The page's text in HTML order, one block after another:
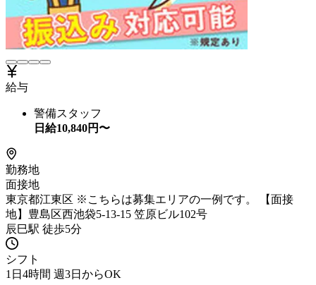
給与
警備スタッフ
日給10,840円〜
勤務地
面接地
東京都江東区 ※こちらは募集エリアの一例です。 【面接
地】豊島区西池袋5-13-15 笠原ビル102号
辰巳駅 徒歩5分
シフト
1日4時間 週3日からOK